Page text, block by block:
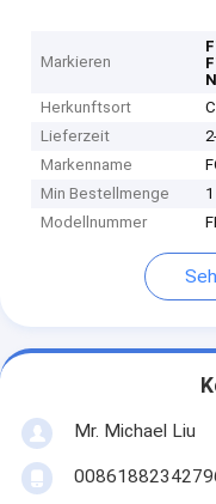
Markieren
Herkunftsort
Lieferzeit
Markenname
Min Bestellmenge
1
Modellnummer
Mr. Michael Liu